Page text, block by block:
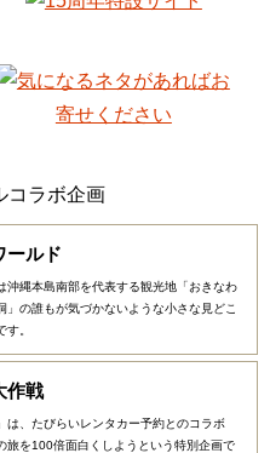
ールド
沖縄本島南部を代表する観光地「おきなわ
」の誰もが気づかないような小さな見どこ
。
作戦
は、たびらいレンタカー予約とのコラボ
旅を100倍面白くしようという特別企画で